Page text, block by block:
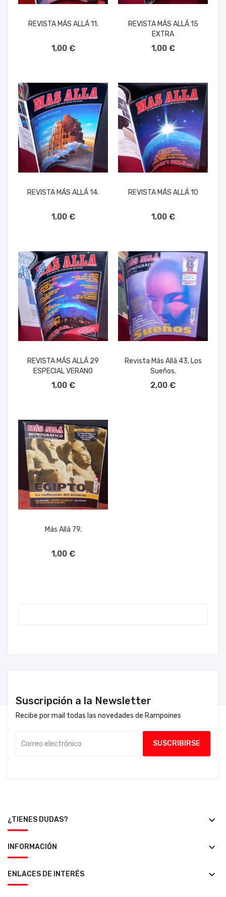
REVISTA MÁS ALLÁ 11.
1,00 €
REVISTA MÁS ALLÁ 15
EXTRA
1,00 €
REVISTA MÁS ALLÁ 14.
1,00 €
REVISTA MÁS ALLÁ 10
1,00 €
REVISTA MÁS ALLÁ 29
ESPECIAL VERANO
1,00 €
Revista Más Allá 43, Los
Sueños.
2,00 €
Más Allá 79.
1,00 €
Suscripción a la Newsletter
Recibe por mail todas las novedades de Rampoines
¿TIENES DUDAS? keyboard_arrow_down
INFORMACIÓN keyboard_arrow_down
ENLACES DE INTERÉS keyboard_arrow_down